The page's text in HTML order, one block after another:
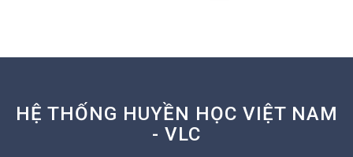
HỆ THỐNG HUYỀN HỌC VIỆT NAM
- VLC